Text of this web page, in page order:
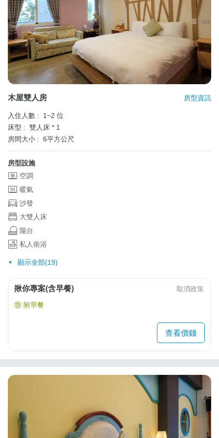
木屋雙人房 房型資訊
入住人數 :
1~2 位
床型 : 雙人床 * 1
房間大小 : 6平方公尺
房型設施
空調
暖氣
沙發
大雙人床
陽台
私人衛浴
顯示全部(19)
揪你專案(含早餐) 取消政策
附早餐
查看價錢